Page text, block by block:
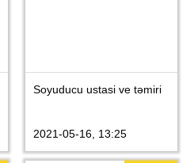
Soyuducu ustasi ve təmiri
2021-05-16, 13:25